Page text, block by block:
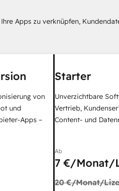
Apps zu verknüpfen,
von
und
Apps –
Starter
Unverzichtbare
Vertrieb,
Content- und
Ab
7 €/Monat/
20 €/Monat/